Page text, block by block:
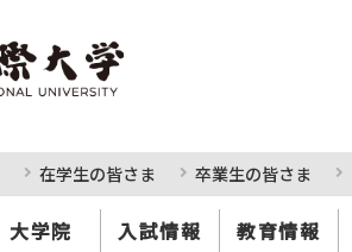
在学生の皆さま 卒業生の皆さま
大学院 入試情報 教育情報